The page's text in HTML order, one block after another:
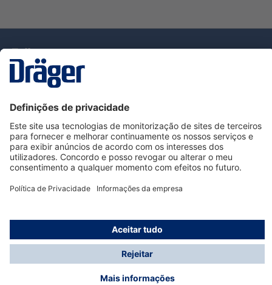
Serviço de Apoio ao Cliente Dräger
Utilização da loja
Informações
© Dräger Portugal, Lda, 2024
* Todos os preços excl. IVA mais
possíveis taxas de entrega, se não for indicado o